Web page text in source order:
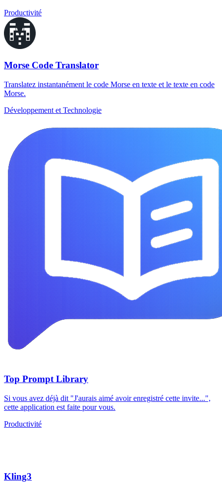
Productivité
Morse Code Translator
Translatez instantanément le code Morse en texte et le texte en code
Morse.
Développement et Technologie
Top Prompt Library
Si vous avez déjà dit "J'aurais aimé avoir enregistré cette invite...",
cette application est faite pour vous.
Productivité
Kling3